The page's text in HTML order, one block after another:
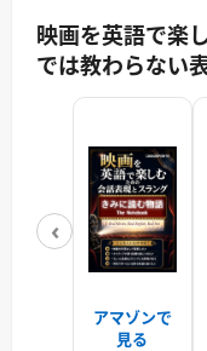
映画を英語で楽
では教わらない
‹
アマゾンで
見る